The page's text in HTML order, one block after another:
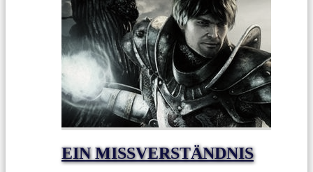
EIN MISSVERSTÄNDNIS